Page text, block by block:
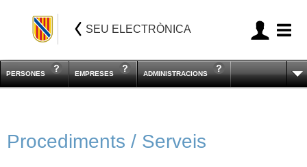
SEU ELECTRÒNICA
PERSONES EMPRESES ADMINISTRACIONS
Procediments / Serveis